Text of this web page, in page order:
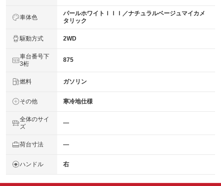
車体色
パールホワイトＩＩＩ／ナチュラルベージュマイカメ
タリック
駆動方式 2WD
車台番号下
3桁
875
燃料 ガソリン
その他 寒冷地仕様
全体のサイ
ズ
―
荷台寸法 ―
ハンドル 右